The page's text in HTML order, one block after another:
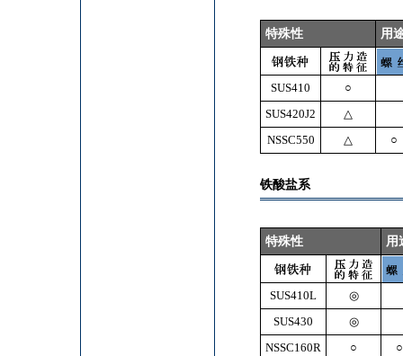
特殊性 用
SUS410
○
SUS420J2
△
NSSC550
△ ○
铁酸盐系
特殊性 用
SUS410L
◎
SUS430
◎
NSSC160R
○
○